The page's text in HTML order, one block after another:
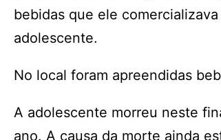
bebidas que ele
adolescente.
No local foram apreendidas
A adolescente morreu neste
ano. A causa da morte ainda